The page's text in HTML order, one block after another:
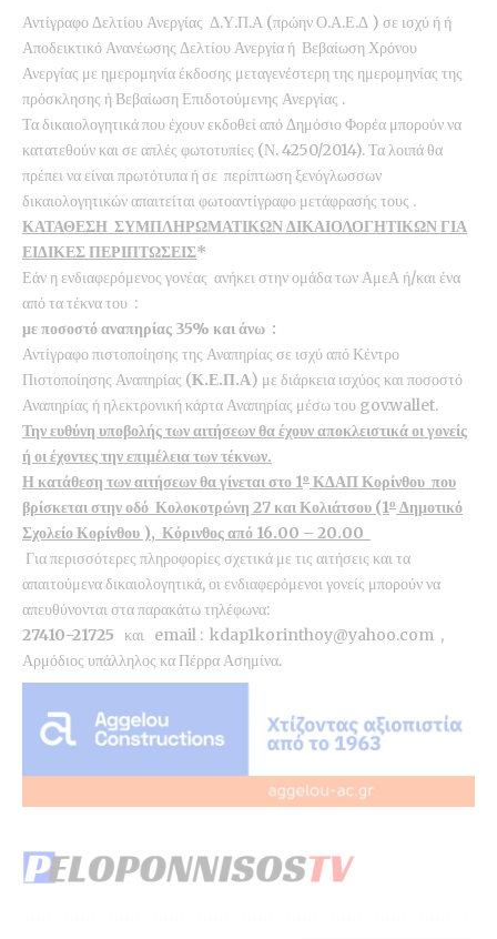
Αντίγραφο Δελτίου Ανεργίας Δ.Υ.Π.Α (πρώην Ο.Α.Ε.Δ ) σε ισχύ ή ή
Αποδεικτικό Ανανέωσης Δελτίου Ανεργία ή Βεβαίωση Χρόνου
Ανεργίας με ημερομηνία έκδοσης μεταγενέστερη της ημερομηνίας της
πρόσκλησης ή Βεβαίωση Επιδοτούμενης Ανεργίας .
Τα δικαιολογητικά που έχουν εκδοθεί από Δημόσιο Φορέα μπορούν να
κατατεθούν και σε απλές φωτοτυπίες (Ν. 4250/2014). Τα λοιπά θα
πρέπει να είναι πρωτότυπα ή σε περίπτωση ξενόγλωσσων
δικαιολογητικών απαιτείται φωτοαντίγραφο μετάφρασής τους .
ΚΑΤΑΘΕΣΗ ΣΥΜΠΛΗΡΩΜΑΤΙΚΩΝ ΔΙΚΑΙΟΛΟΓΗΤΙΚΩΝ ΓΙΑ
ΕΙΔΙΚΕΣ ΠΕΡΙΠΤΩΣΕΙΣ*
Εάν η ενδιαφερόμενος γονέας ανήκει στην ομάδα των ΑμεΑ ή/και ένα
από τα τέκνα του :
με ποσοστό αναπηρίας 35% και άνω :
Αντίγραφο πιστοποίησης της Αναπηρίας σε ισχύ από Κέντρο
Πιστοποίησης Αναπηρίας (Κ.Ε.Π.Α) με διάρκεια ισχύος και ποσοστό
Αναπηρίας ή ηλεκτρονική κάρτα Αναπηρίας μέσω του gov.wallet.
Την ευθύνη υποβολής των αιτήσεων θα έχουν αποκλειστικά οι γονείς
ή οι έχοντες την επιμέλεια των τέκνων.
Η κατάθεση των αιτήσεων θα γίνεται στο 1ο ΚΔΑΠ Κορίνθου που
βρίσκεται στην οδό Κολοκοτρώνη 27 και Κολιάτσου (1ο Δημοτικό
Σχολείο Κορίνθου ), Κόρινθος από 16.00 – 20.00
Για περισσότερες πληροφορίες σχετικά με τις αιτήσεις και τα
απαιτούμενα δικαιολογητικά, οι ενδιαφερόμενοι γονείς μπορούν να
απευθύνονται στα παρακάτω τηλέφωνα:
27410-21725 και email : kdap1korinthoy@yahoo.com ,
Αρμόδιος υπάλληλος κα Πέρρα Ασημίνα.